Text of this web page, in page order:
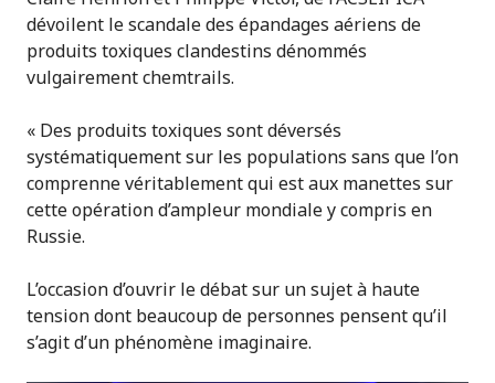
dévoilent le scandale des épandages aériens de
produits toxiques clandestins dénommés
vulgairement chemtrails.
« Des produits toxiques sont déversés
systématiquement sur les populations sans que l’on
comprenne véritablement qui est aux manettes sur
cette opération d’ampleur mondiale y compris en
Russie.
L’occasion d’ouvrir le débat sur un sujet à haute
tension dont beaucoup de personnes pensent qu’il
s’agit d’un phénomène imaginaire.